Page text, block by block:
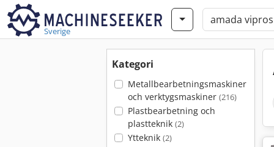
Sverige
Kategori
Metallbearbetningsmaskiner
och verktygsmaskiner (216)
Plastbearbetning och
plastteknik (2)
Ytteknik (2)